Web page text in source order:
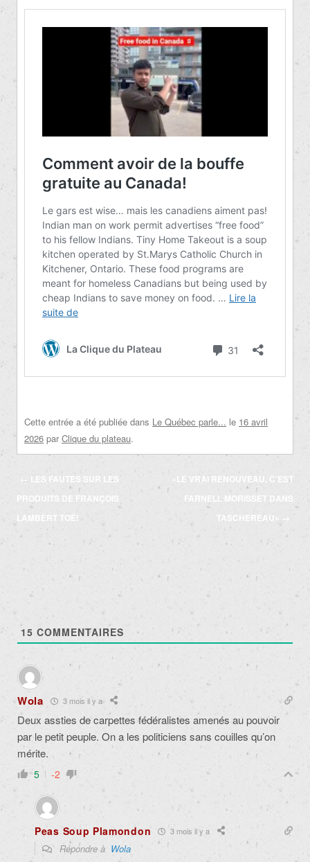
Cette entrée a été publiée dans Le Québec parle... le 16 avril
2026 par Clique du plateau.
Navigation
des
articles
← LES FAUTES SUR LES
PRODUITS DE FRANÇOIS
LAMBERT TOÉ!
«LE VRAI RENOUVEAU, C’EST
FARNELL MORISSET DANS
TASCHEREAU»
→
15 COMMENTAIRES
Wola 3 mois il y a
Deux assties de carpettes fédéralistes amenés au pouvoir
par le petit peuple. On a les politiciens sans couilles qu’on
mérite.
5 -2
Peas Soup Plamondon 3 mois il y a
Répondre à Wola